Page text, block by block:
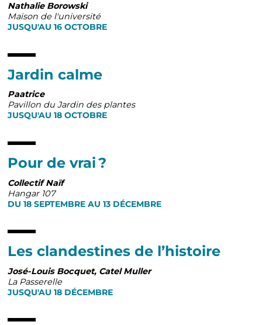
Nathalie Borowski
Maison de l'université
JUSQU'AU 16 OCTOBRE
Jardin calme
Paatrice
Pavillon du Jardin des plantes
JUSQU'AU 18 OCTOBRE
Pour de vrai ?
Collectif Naïf
Hangar 107
DU 18 SEPTEMBRE AU 13 DÉCEMBRE
Les clandestines de l’histoire
José-Louis Bocquet, Catel Muller
La Passerelle
JUSQU'AU 18 DÉCEMBRE